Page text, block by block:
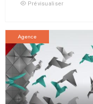
Prévisualiser
Agence